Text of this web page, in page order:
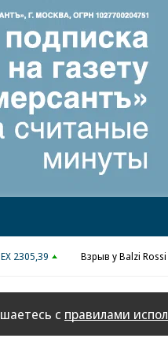
2305,39 Взрыв у Balzi Rossi
с правилами